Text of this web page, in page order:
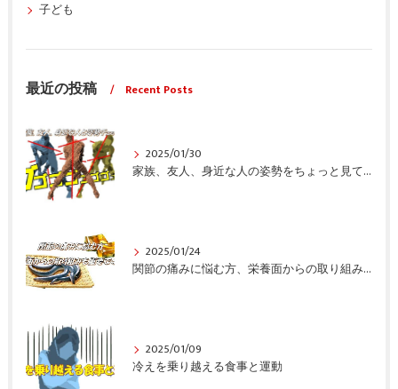
子ども
最近の投稿 Recent Posts
2025/01/30
家族、友人、身近な人の姿勢をちょっと見てみませんか？
2025/01/24
関節の痛みに悩む方、栄養面からの取り組みも重要ですよ！
2025/01/09
冷えを乗り越える食事と運動